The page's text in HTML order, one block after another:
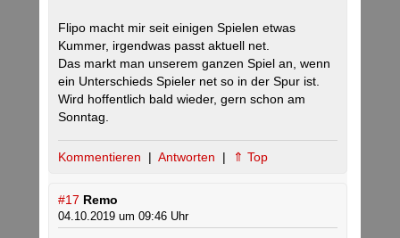
Flipo macht mir seit einigen Spielen etwas
Kummer, irgendwas passt aktuell net.
Das markt man unserem ganzen Spiel an, wenn
ein Unterschieds Spieler net so in der Spur ist.
Wird hoffentlich bald wieder, gern schon am
Sonntag.
Kommentieren | Antworten | ⇑ Top
#17 Remo
04.10.2019 um 09:46 Uhr